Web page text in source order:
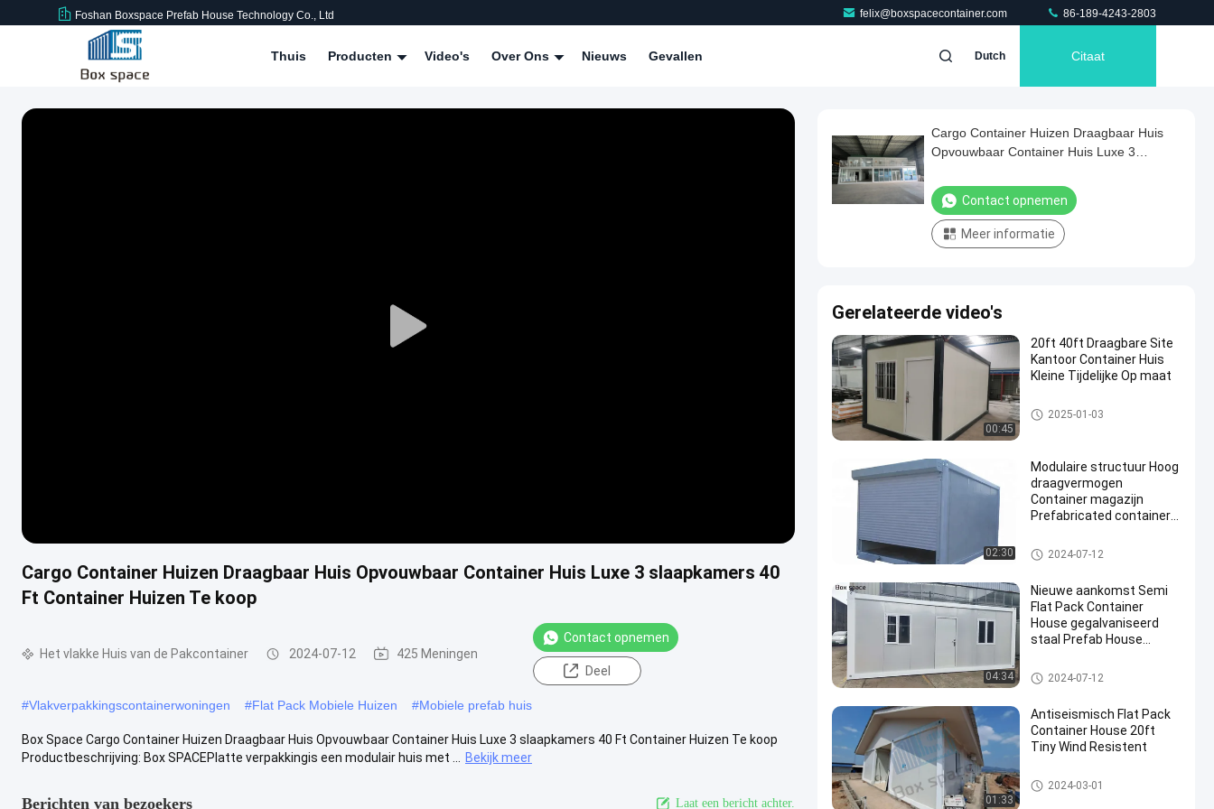
Foshan Boxspace Prefab House Technology Co., Ltd felix@boxspacecontainer.com 86-189-4243-2803
Thuis Producten Video's Over Ons Nieuws Gevallen Dutch Citaat
Play
Cargo Container Huizen Draagbaar Huis Opvouwbaar Container Huis Luxe 3 slaapkamers 40
Ft Container Huizen Te koop
Het vlakke Huis van de Pakcontainer 2024-07-12 425 Meningen
Contact opnemen
Deel
#Vlakverpakkingscontainerwoningen #Flat Pack Mobiele Huizen #Mobiele prefab huis
Box Space Cargo Container Huizen Draagbaar Huis Opvouwbaar Container Huis Luxe 3 slaapkamers 40 Ft Container Huizen Te koop
Productbeschrijving: Box SPACEPlatte verpakkingis een modulair huis met ...
Bekijk meer
Berichten van bezoekers Laat een bericht achter.
Cargo Container Huizen Draagbaar Huis
Opvouwbaar Container Huis Luxe 3
koop
Contact opnemen
Meer informatie
Gerelateerde video's
00:45
20ft 40ft Draagbare Site
Kantoor Container Huis
Kleine Tijdelijke Op maat
Draagbare kantoorcontainer
2025-01-03
02:30
Modulaire structuur Hoog
draagvermogen
Container magazijn
Prefabricated container
isolatie
Het vlakke Huis van de Pakcon
tainer
2024-07-12
04:34
Nieuwe aankomst Semi
Flat Pack Container
House gegalvaniseerd
staal Prefab House
Prefabricated Houses In
China
Het vlakke Huis van de Pakcon
tainer
2024-07-12
01:33
Antiseismisch Flat Pack
Container House 20ft
Tiny Wind Resistent
Het vlakke Huis van de Pakcon
tainer
2024-03-01